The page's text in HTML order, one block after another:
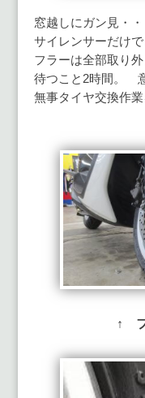
窓越しにガン見・・
サイレンサーだけ
フラーは全部取り外
待つこと2時間。
無事タイヤ交換作業
↑